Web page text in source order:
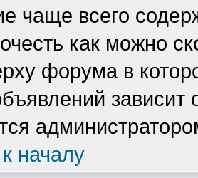
чаще всего
как можно
форума в
зависит
началу